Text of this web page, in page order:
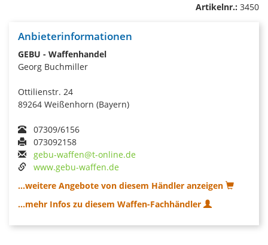
Artikelnr.: 3450
Anbieterinformationen
GEBU - Waffenhandel
Georg Buchmiller
Ottilienstr. 24
89264 Weißenhorn (Bayern)
07309/6156
073092158
gebu-waffen@t-online.de
www.gebu-waffen.de
...weitere Angebote von diesem Händler anzeigen
...mehr Infos zu diesem Waffen-Fachhändler